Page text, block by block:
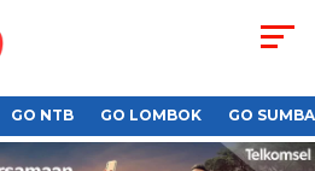
GO NTB GO LOMBOK GO